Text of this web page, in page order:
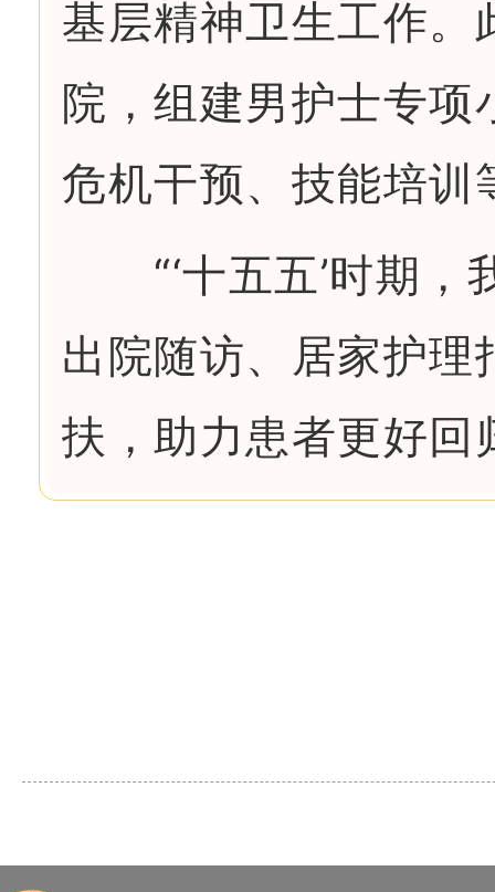
基层精神卫生工作
院，组建男护士专
危机干预、技能培训
“‘十五五’时期，
出院随访、居家护
扶，助力患者更好回